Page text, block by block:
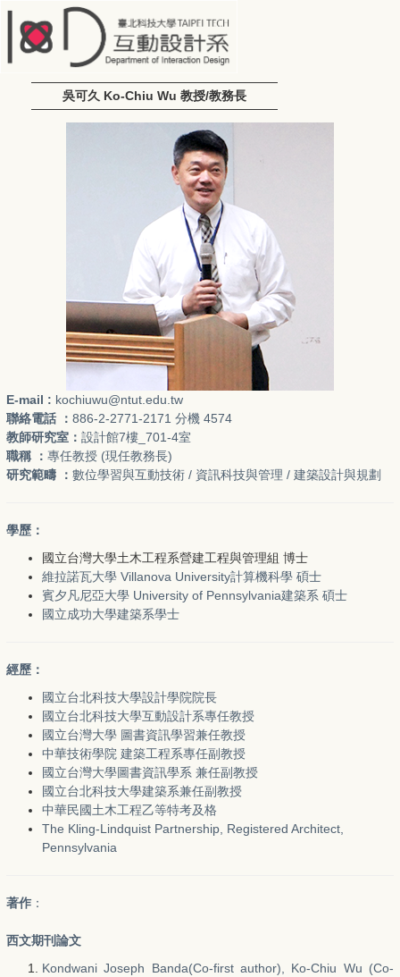
吳可久 Ko-Chiu Wu 教授/教務長
E-mail : kochiuwu@ntut.edu.tw
聯絡電話 ： 886-2-2771-2171 分機 4574
教師研究室： 設計館7樓_701-4室
職稱 ： 專任教授 (現任教務長)
研究範疇 ： 數位學習與互動技術 / 資訊科技與管理 / 建築設計與規劃
學歷：
國立台灣大學土木工程系營建工程與管理組 博士
維拉諾瓦大學 Villanova University計算機科學 碩士
賓夕凡尼亞大學 University of Pennsylvania建築系 碩士
國立成功大學建築系學士
經歷：
國立台北科技大學設計學院院長
國立台北科技大學互動設計系專任教授
國立台灣大學 圖書資訊學習兼任教授
中華技術學院 建築工程系專任副教授
國立台灣大學圖書資訊學系 兼任副教授
國立台北科技大學建築系兼任副教授
中華民國土木工程乙等特考及格
The Kling-Lindquist Partnership, Registered Architect,
Pennsylvania
著作 ：
西文期刊論文
Kondwani Joseph Banda(Co-first author), Ko-Chiu Wu (Co-